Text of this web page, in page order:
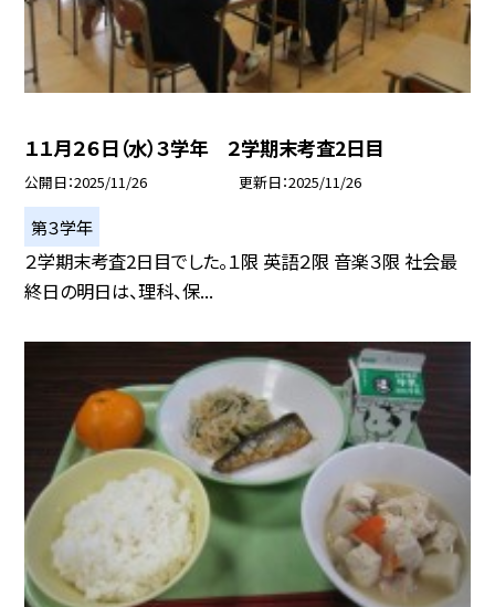
１１月２６日（水）３学年 ２学期末考査2日目
公開日 2025/11/26 更新日 2025/11/26
第３学年
２学期末考査2日目でした。１限 英語２限 音楽３限 社会最
終日の明日は、理科、保...